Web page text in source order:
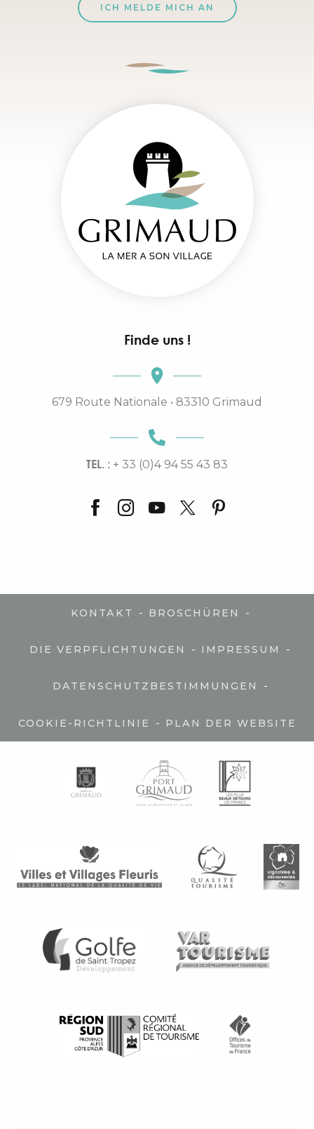
ICH MELDE MICH AN
Finde uns !
679 Route Nationale • 83310 Grimaud
TEL. : + 33 (0)4 94 55 43 83
KONTAKT - BROSCHÜREN -
DIE VERPFLICHTUNGEN - IMPRESSUM -
DATENSCHUTZBESTIMMUNGEN -
COOKIE-RICHTLINIE - PLAN DER WEBSITE